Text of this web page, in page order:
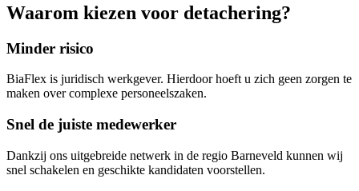
Waarom kiezen voor detachering?
Minder risico
BiaFlex is juridisch werkgever. Hierdoor hoeft u zich geen zorgen te
maken over complexe personeelszaken.
Snel de juiste medewerker
Dankzij ons uitgebreide netwerk in de regio Barneveld kunnen wij
snel schakelen en geschikte kandidaten voorstellen.